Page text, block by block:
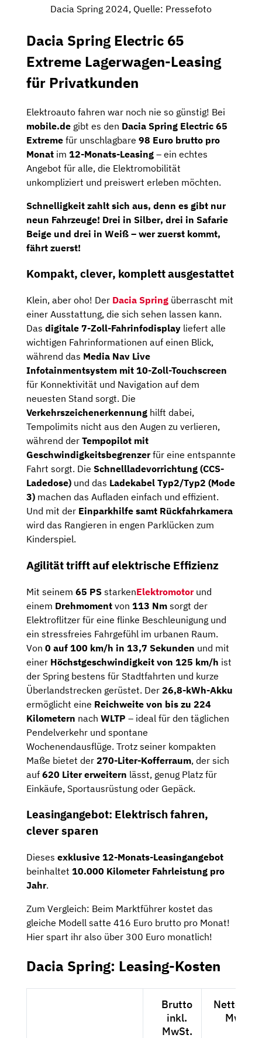
Dacia Spring 2024, Quelle: Pressefoto
Dacia Spring Electric 65
Extreme Lagerwagen-Leasing
für Privatkunden
Elektroauto fahren war noch nie so günstig! Bei
mobile.de gibt es den Dacia Spring Electric 65
Extreme für unschlagbare 98 Euro brutto pro
Monat im 12-Monats-Leasing – ein echtes
Angebot für alle, die Elektromobilität
unkompliziert und preiswert erleben möchten.
Schnelligkeit zahlt sich aus, denn es gibt nur
neun Fahrzeuge! Drei in Silber, drei in Safarie
Beige und drei in Weiß – wer zuerst kommt,
fährt zuerst!
Kompakt, clever, komplett ausgestattet
Klein, aber oho! Der Dacia Spring überrascht mit
einer Ausstattung, die sich sehen lassen kann.
Das digitale 7-Zoll-Fahrinfodisplay liefert alle
wichtigen Fahrinformationen auf einen Blick,
während das Media Nav Live
Infotainmentsystem mit 10-Zoll-Touchscreen
für Konnektivität und Navigation auf dem
neuesten Stand sorgt. Die
Verkehrszeichenerkennung hilft dabei,
Tempolimits nicht aus den Augen zu verlieren,
während der Tempopilot mit
Geschwindigkeitsbegrenzerfür eine entspannte
Fahrt sorgt. Die Schnellladevorrichtung (CCS-
Ladedose) und das Ladekabel Typ2/Typ2 (Mode
3) machen das Aufladen einfach und effizient.
Und mit der Einparkhilfe samt Rückfahrkamera
wird das Rangieren in engen Parklücken zum
Kinderspiel.
Agilität trifft auf elektrische Effizienz
Mit seinem 65 PS starkenElektromotorund
einem Drehmoment von 113 Nm sorgt der
Elektroflitzer für eine flinke Beschleunigung und
ein stressfreies Fahrgefühl im urbanen Raum.
Von 0 auf 100 km/h in 13,7 Sekunden und mit
einer Höchstgeschwindigkeit von 125 km/h ist
der Spring bestens für Stadtfahrten und kurze
Überlandstrecken gerüstet. Der 26,8-kWh-Akku
ermöglicht eine Reichweite von bis zu 224
Kilometern nach WLTP – ideal für den täglichen
Pendelverkehr und spontane
Wochenendausflüge. Trotz seiner kompakten
Maße bietet der 270-Liter-Kofferraum, der sich
auf 620 Liter erweitern lässt, genug Platz für
Einkäufe, Sportausrüstung oder Gepäck.
Leasingangebot: Elektrisch fahren,
clever sparen
Dieses exklusive 12-Monats-Leasingangebot
beinhaltet 10.000 Kilometer Fahrleistung pro
Jahr.
Zum Vergleich: Beim Marktführer kostet das
gleiche Modell satte 416 Euro brutto pro Monat!
Hier spart ihr also über 300 Euro monatlich!
Dacia Spring: Leasing-Kosten
Brutto
inkl.
MwSt.
Netto
MwSt.